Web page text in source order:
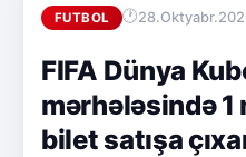
FUTBOL
FIFA Dünya
mərhələsində 1
bilet satışa